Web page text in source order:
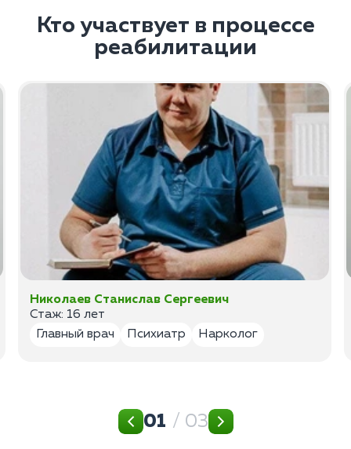
Кто участвует в процессе
реабилитации
Николаев Станислав Сергеевич
Стаж: 16 лет
Главный врач
Психиатр Нарколог
01 / 03